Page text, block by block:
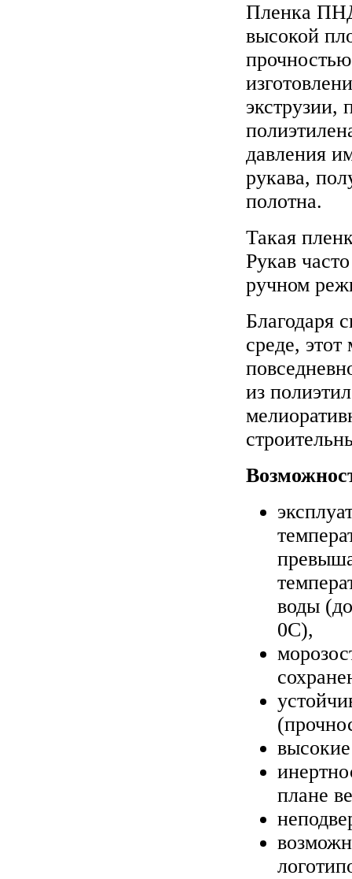
Пленка
высокой
экструзии,
давления
рукава,
полотна.
Такая
Рукав
ручном
Благодаря
среде,
из
воды
0C),
плане